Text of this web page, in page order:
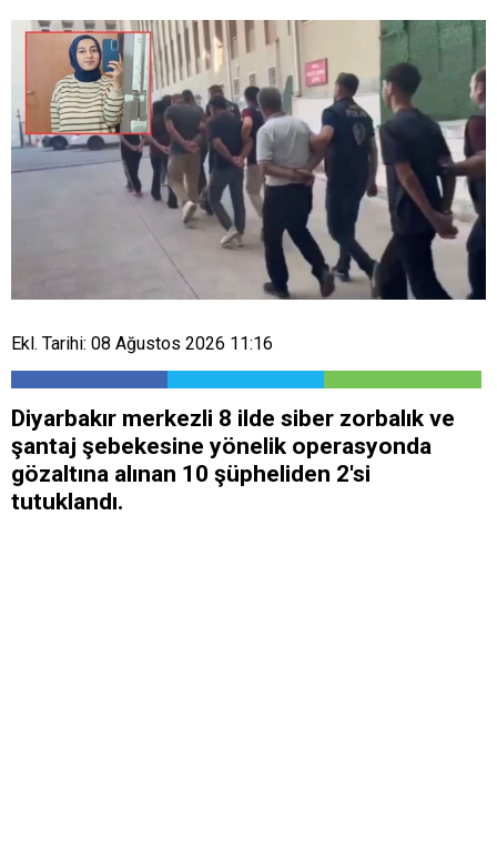
Ekl. Tarihi: 08 Ağustos 2026 11:16
Diyarbakır merkezli 8 ilde siber zorbalık ve
şantaj şebekesine yönelik operasyonda
gözaltına alınan 10 şüpheliden 2'si
tutuklandı.